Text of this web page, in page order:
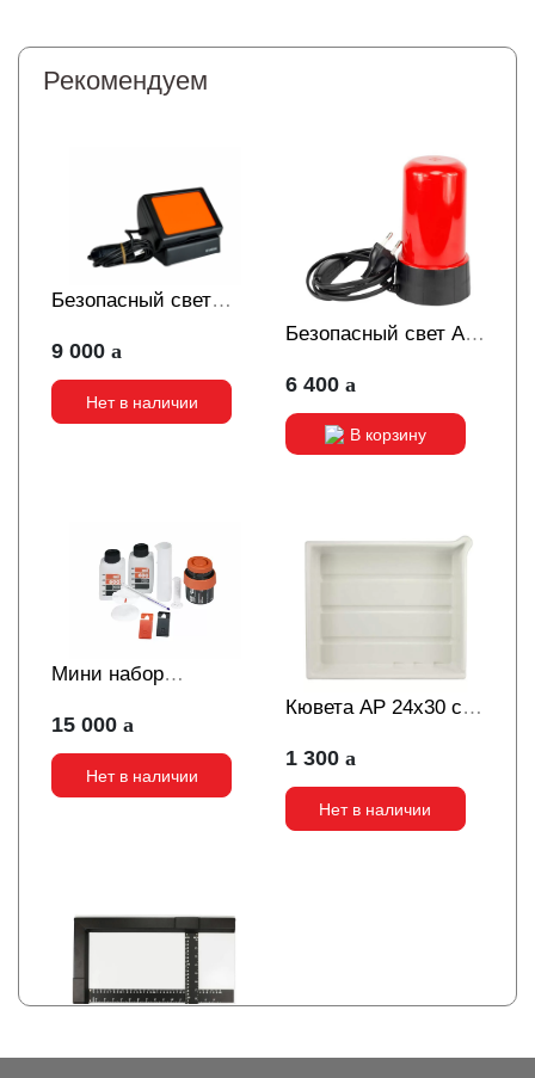
Рекомендуем
Безопасный свет
9 000
Нет в наличии
Безопасный свет AP
6 400
В корзину
Мини набор
аксессуаров JOBO
1500S
15 000
Нет в наличии
Кювета AP 24х30 см
1 300
Нет в наличии